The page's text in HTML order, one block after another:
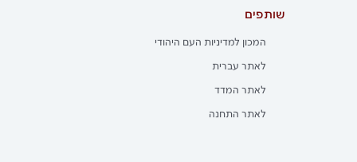
שותפים
המכון למדיניות העם היהודי
לאתר עברית
לאתר המדד
לאתר התחנה